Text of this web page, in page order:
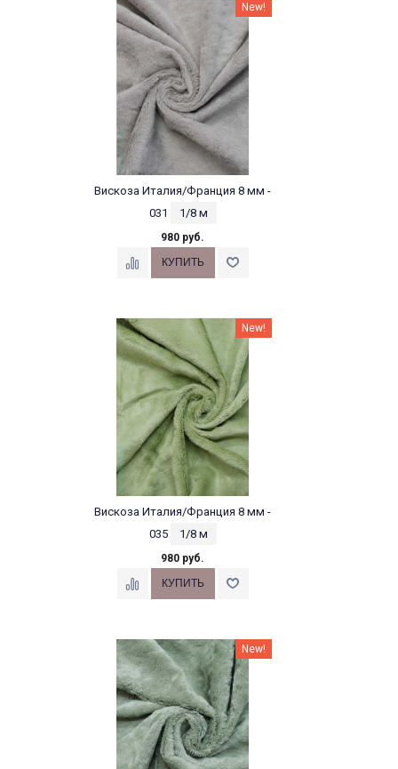
New!
Вискоза Италия/Франция 8 мм -
031
1/8 м
980 руб.
New!
Вискоза Италия/Франция 8 мм -
035
1/8 м
980 руб.
New!